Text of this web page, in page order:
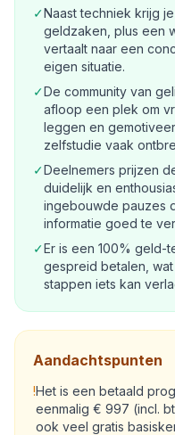
✓Naast techniek krijg
geldzaken, plus een
vertaalt naar een
eigen situatie.
✓De community van
afloop een plek om
leggen en
zelfstudie vaak
✓Deelnemers prijzen
duidelijk en
ingebouwde pauzes
informatie goed te
✓Er is een 100% geld-
gespreid betalen,
stappen iets kan
Aandachtspunten
!Het is een betaald
eenmalig € 997 (incl.
ook veel gratis